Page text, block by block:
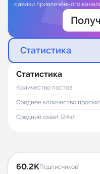
сделки привлечённого
Статистика
Статистика
Количество постов
Среднее количество
Средний охват (24ч)
60.2KПодписчиков*